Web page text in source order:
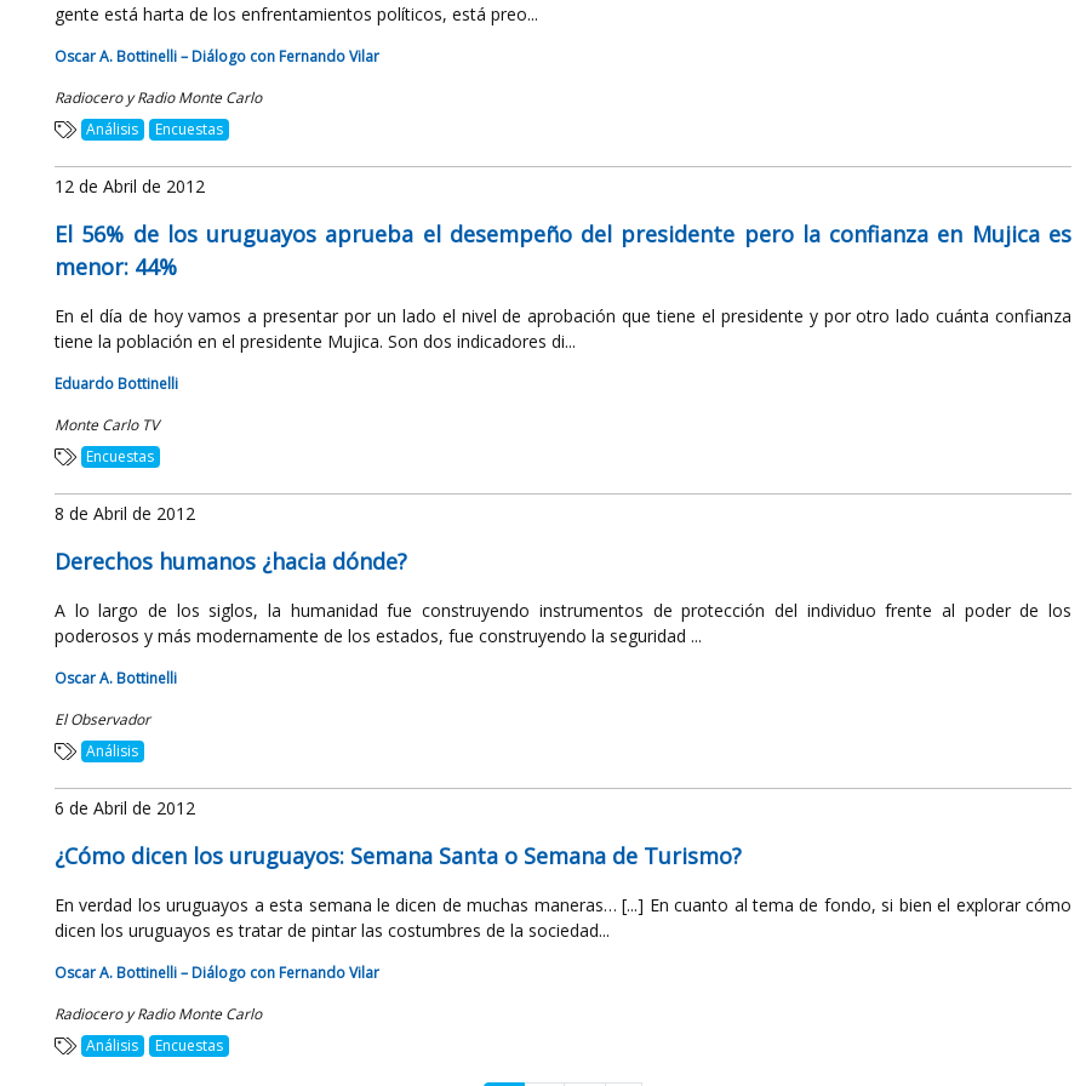
gente está harta de los enfrentamientos políticos, está preo...
Oscar A. Bottinelli – Diálogo con Fernando Vilar
Radiocero y Radio Monte Carlo
Análisis
Encuestas
12 de Abril de 2012
El 56% de los uruguayos aprueba el desempeño del presidente pero la confianza en Mujica es
menor: 44%
En el día de hoy vamos a presentar por un lado el nivel de aprobación que tiene el presidente y por otro lado cuánta confianza
tiene la población en el presidente Mujica. Son dos indicadores di...
Eduardo Bottinelli
Monte Carlo TV
Encuestas
8 de Abril de 2012
Derechos humanos ¿hacia dónde?
A lo largo de los siglos, la humanidad fue construyendo instrumentos de protección del individuo frente al poder de los
poderosos y más modernamente de los estados, fue construyendo la seguridad ...
Oscar A. Bottinelli
El Observador
Análisis
6 de Abril de 2012
¿Cómo dicen los uruguayos: Semana Santa o Semana de Turismo?
En verdad los uruguayos a esta semana le dicen de muchas maneras… [...] En cuanto al tema de fondo, si bien el explorar cómo
dicen los uruguayos es tratar de pintar las costumbres de la sociedad...
Oscar A. Bottinelli – Diálogo con Fernando Vilar
Radiocero y Radio Monte Carlo
Análisis
Encuestas